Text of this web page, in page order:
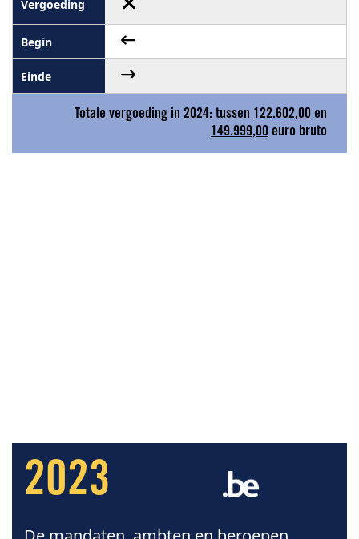
Totale vergoeding in 2024: tussen 122.602,00 en
149.999,00 euro bruto
2023